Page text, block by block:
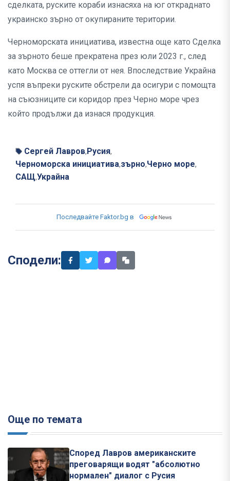
сделката, руските кораби изнасяха на юг откраднато
украинско зърно от окупираните територии.
Черноморската инициатива, известна още като Сделка
за зърното беше прекратена през юли 2023 г., след
като Москва се оттегли от нея. Впоследствие Украйна
успя въпреки руските обстрели да осигури с помощта
на съюзниците си коридор през Черно море чрез
който продължи да изнася продукция.
Сергей Лавров, Русия,
Черноморска инициатива,зърно,Черно море,
САЩ,Украйна
Последвайте Faktor.bg в
Сподели:
Още по темата
Според Лавров американските
преговарящи водят "абсолютно
нормален" диалог с Русия